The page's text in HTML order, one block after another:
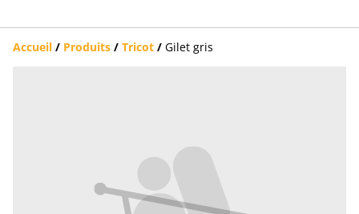
Accueil / Produits / Tricot / Gilet gris